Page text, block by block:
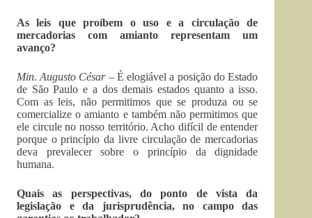
As leis que proíbem o uso e a circulação de
mercadorias com amianto representam um
avanço?
Min. Augusto César – É elogiável a posição do Estado
de São Paulo e a dos demais estados quanto a isso.
Com as leis, não permitimos que se produza ou se
comercialize o amianto e também não permitimos que
ele circule no nosso território. Acho difícil de entender
porque o princípio da livre circulação de mercadorias
deva prevalecer sobre o princípio da dignidade
humana.
Quais as perspectivas, do ponto de vista da
legislação e da jurisprudência, no campo das